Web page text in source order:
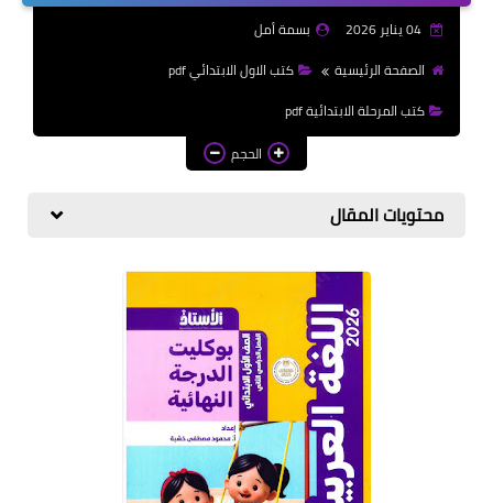
كتب المرحلة الابتدائي
04 يناير 2026
بسمة أمل
الصفحة الرئيسية
كتب الاول الابتدائي pdf
كتب المرحلة الابتدائية pdf
الحجم
محتويات المقال